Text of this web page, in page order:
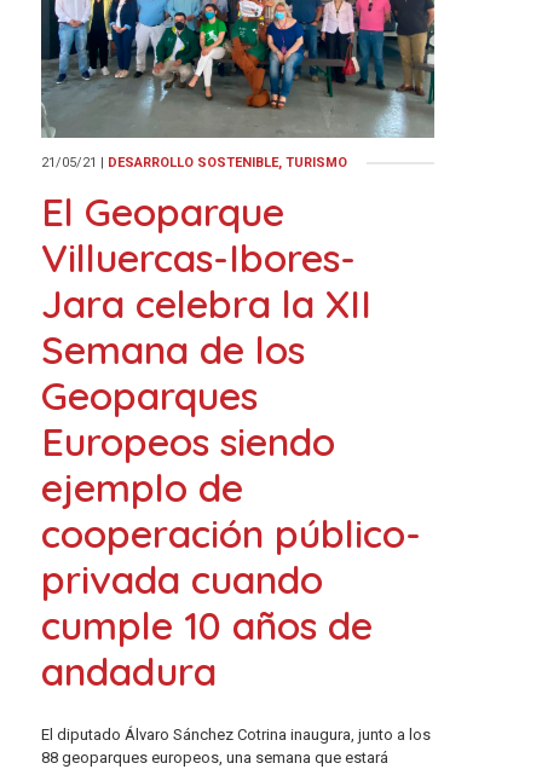
21/05/21 | DESARROLLO SOSTENIBLE, TURISMO
El Geoparque
Villuercas-Ibores-
Jara celebra la XII
Semana de los
Geoparques
Europeos siendo
ejemplo de
cooperación público-
privada cuando
cumple 10 años de
andadura
El diputado Álvaro Sánchez Cotrina inaugura, junto a los
88 geoparques europeos, una semana que estará